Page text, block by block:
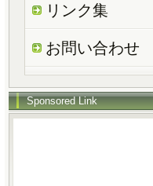
リンク集
お問い合わせ
Sponsored Link